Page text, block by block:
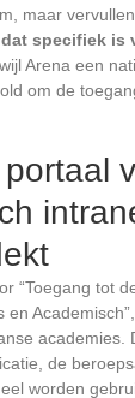
maar
specifiek is
Arena een
om de
“Toegang tot
en
academies.
de
worden